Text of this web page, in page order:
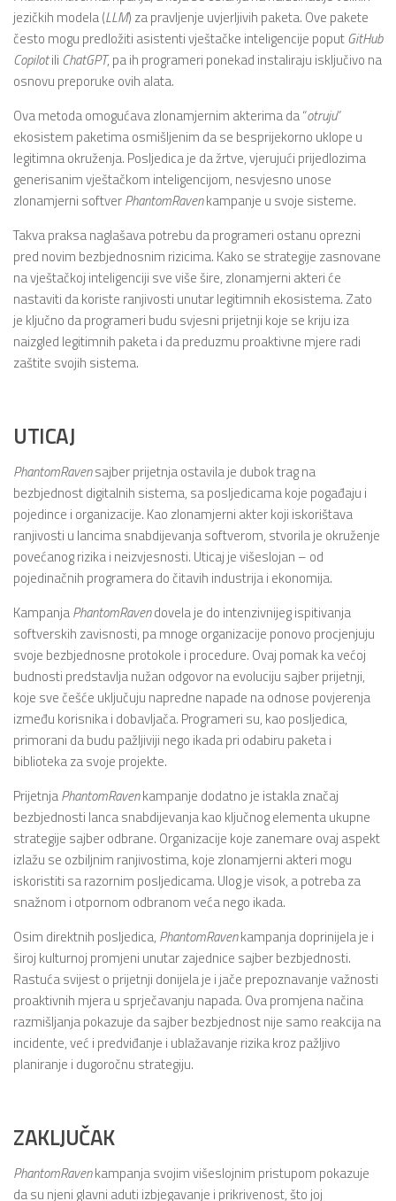
jezičkih modela (LLM) za pravljenje uvjerljivih paketa. Ove pakete
često mogu predložiti asistenti vještačke inteligencije poputGitHub
Copilotili ChatGPT, pa ih programeri ponekad instaliraju isključivo na
osnovu preporuke ovih alata.
Ova metoda omogućava zlonamjernim akterima da “otruju”
ekosistem paketima osmišljenim da se besprijekorno uklope u
legitimna okruženja. Posljedica je da žrtve, vjerujući prijedlozima
generisanim vještačkom inteligencijom, nesvjesno unose
zlonamjerni softverPhantomRavenkampanje u svoje sisteme.
Takva praksa naglašava potrebu da programeri ostanu oprezni
pred novim bezbjednosnim rizicima. Kako se strategije zasnovane
na vještačkoj inteligenciji sve više šire, zlonamjerni akteri će
nastaviti da koriste ranjivosti unutar legitimnih ekosistema. Zato
je ključno da programeri budu svjesni prijetnji koje se kriju iza
naizgled legitimnih paketa i da preduzmu proaktivne mjere radi
zaštite svojih sistema.
UTICAJ
PhantomRavensajber prijetnja ostavila je dubok trag na
bezbjednost digitalnih sistema, sa posljedicama koje pogađaju i
pojedince i organizacije. Kao zlonamjerni akter koji iskorištava
ranjivosti u lancima snabdijevanja softverom, stvorila je okruženje
povećanog rizika i neizvjesnosti. Uticaj je višeslojan – od
pojedinačnih programera do čitavih industrija i ekonomija.
KampanjaPhantomRavendovela je do intenzivnijeg ispitivanja
softverskih zavisnosti, pa mnoge organizacije ponovo procjenjuju
svoje bezbjednosne protokole i procedure. Ovaj pomak ka većoj
budnosti predstavlja nužan odgovor na evoluciju sajber prijetnji,
koje sve češće uključuju napredne napade na odnose povjerenja
između korisnika i dobavljača. Programeri su, kao posljedica,
primorani da budu pažljiviji nego ikada pri odabiru paketa i
biblioteka za svoje projekte.
PrijetnjaPhantomRavenkampanje dodatno je istakla značaj
bezbjednosti lanca snabdijevanja kao ključnog elementa ukupne
strategije sajber odbrane. Organizacije koje zanemare ovaj aspekt
izlažu se ozbiljnim ranjivostima, koje zlonamjerni akteri mogu
iskoristiti sa razornim posljedicama. Ulog je visok, a potreba za
snažnom i otpornom odbranom veća nego ikada.
Osim direktnih posljedica, PhantomRavenkampanja doprinijela je i
široj kulturnoj promjeni unutar zajednice sajber bezbjednosti.
Rastuća svijest o prijetnji donijela je i jače prepoznavanje važnosti
proaktivnih mjera u sprječavanju napada. Ova promjena načina
razmišljanja pokazuje da sajber bezbjednost nije samo reakcija na
incidente, već i predviđanje i ublažavanje rizika kroz pažljivo
planiranje i dugoročnu strategiju.
ZAKLJUČAK
PhantomRavenkampanja svojim višeslojnim pristupom pokazuje
da su njeni glavni aduti izbjegavanje i prikrivenost, što joj